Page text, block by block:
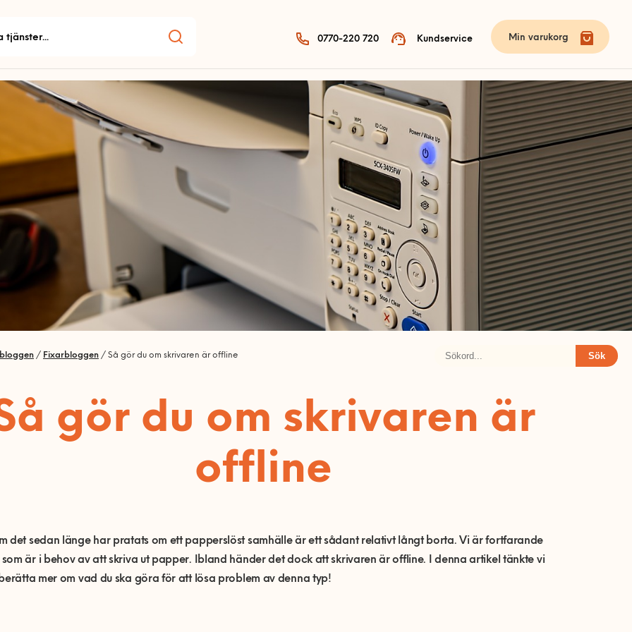
0770-220 720 Kundservice Min varukorg
/ Fixarbloggen / Så gör du om skrivaren är offline Sök
gör du om skrivaren är
offline
det sedan länge har pratats om ett papperslöst samhälle är ett sådant relativt långt borta. Vi är fortfarande
är i behov av att skriva ut papper. Ibland händer det dock att skrivaren är offline. I denna artikel tänkte vi
mer om vad du ska göra för att lösa problem av denna typ!